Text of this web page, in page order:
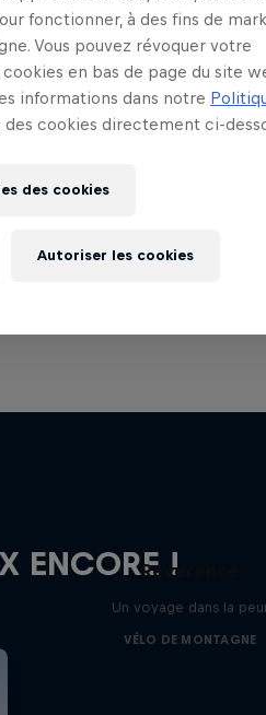
ENCORE !Reverence
Un voyage dans la
VÉLO DE MONTAGNE
fonctionner, à des fins de
Vous pouvez révoquer votre
en bas de page du site
informations dans notre
cookies directement ci-
des cookies
Autoriser les cookies